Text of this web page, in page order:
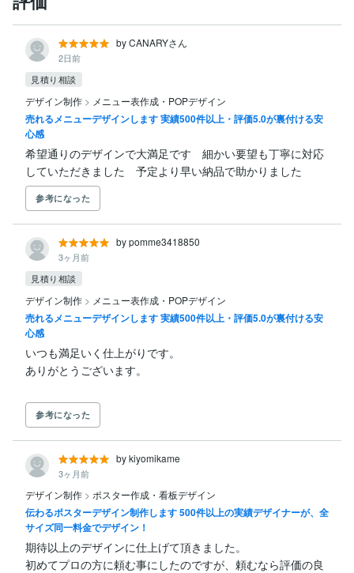
by CANARYさん
2日前
見積り相談
デザイン制作 > メニュー表作成・POPデザイン
売れるメニューデザインします 実績500件以上・評価5.0が裏付ける安
心感
希望通りのデザインで大満足です　細かい要望も丁寧に対応
していただきました　予定より早い納品で助かりました
参考になった
by pomme3418850
3ヶ月前
見積り相談
デザイン制作 > メニュー表作成・POPデザイン
売れるメニューデザインします 実績500件以上・評価5.0が裏付ける安
心感
いつも満足いく仕上がりです。
参考になった
by kiyomikame
3ヶ月前
デザイン制作 > ポスター作成・看板デザイン
伝わるポスターデザイン制作します 500件以上の実績デザイナーが、全
サイズ同一料金でデザイン！
期待以上のデザインに仕上げて頂きました。
初めてプロの方に頼む事にしたのですが、頼むなら評価の良